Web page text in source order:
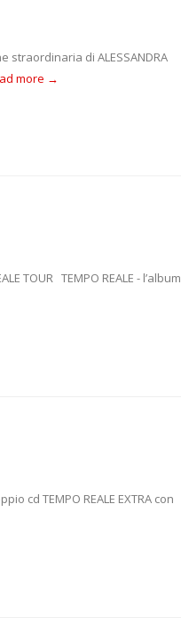
straordinaria di ALESSANDRA
more →
TOUR TEMPO REALE -
cd TEMPO REALE EXTRA con